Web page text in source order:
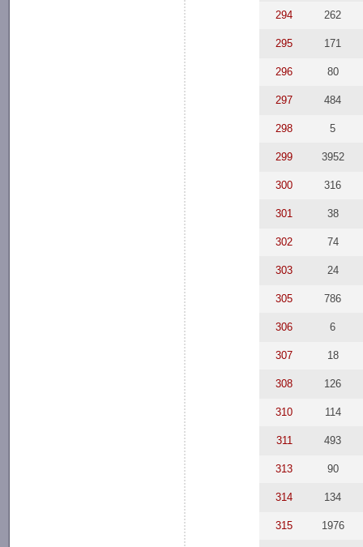
294 262
295 171
296 80
297 484
298 5
299 3952
300 316
301 38
302 74
303 24
305 786
306 6
307 18
308 126
310 114
311 493
313 90
314 134
315 1976